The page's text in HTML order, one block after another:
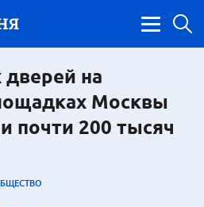
на
Москвы
почти 200 тысяч